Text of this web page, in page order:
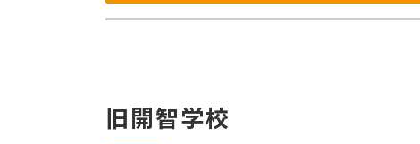
旧開智学校